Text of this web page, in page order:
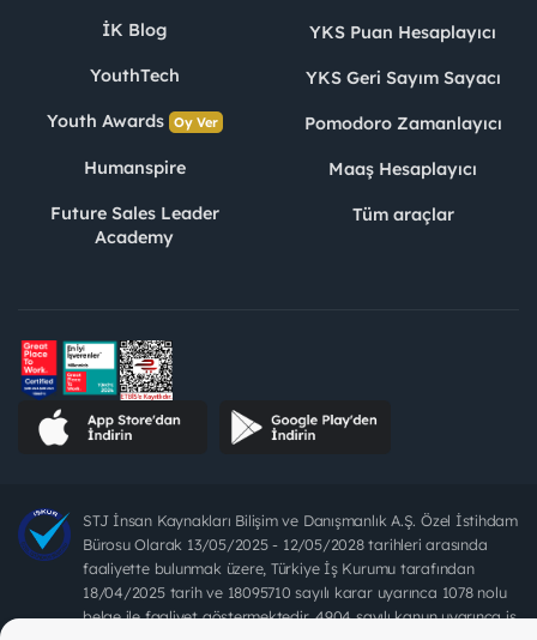
İK Blog
YouthTech
Youth Awards Oy Ver
Humanspire
Future Sales Leader
Academy
YKS Puan Hesaplayıcı
YKS Geri Sayım Sayacı
Pomodoro Zamanlayıcı
Maaş Hesaplayıcı
Tüm araçlar
STJ İnsan Kaynakları Bilişim ve Danışmanlık A.Ş. Özel İstihdam
Bürosu Olarak 13/05/2025 - 12/05/2028 tarihleri arasında
faaliyette bulunmak üzere, Türkiye İş Kurumu tarafından
18/04/2025 tarih ve 18095710 sayılı karar uyarınca 1078 nolu
belge ile faaliyet göstermektedir. 4904 sayılı kanun uyarınca iş